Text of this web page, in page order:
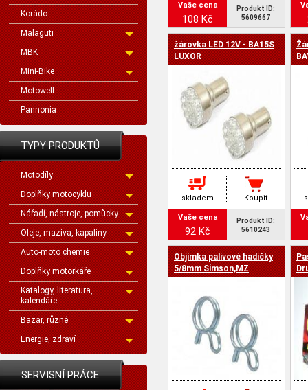
Korádo
Malaguti
MBK
Mini-Bike
Motowell
Pannonia
TYPY PRODUKTŮ
Motodíly
Doplňky motocyklu
Nářadí, nástroje, pomůcky
Oleje, maziva, kapaliny
Auto-moto chemie
Doplňky motorkáře
Katalogy, literatura,
kalendáře
Bazar, různé
Energie, zdraví
SERVISNÍ PRÁCE
Vaše cena
108 Kč
Produkt ID:
5609667
žárovka LED 12V - BA15S
LUXOR
skladem Koupit
Vaše cena
92 Kč
Produkt ID:
5610243
Objímka palivové hadičky
5/8mm Simson,MZ